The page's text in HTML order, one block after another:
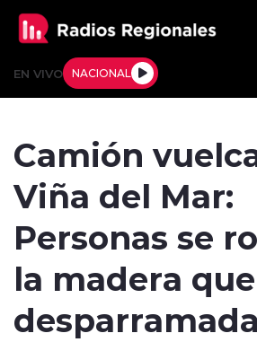
EN VIVO NACIONAL
Deportes
Camión
Viña del Mar:
Personas se
la madera
desparramada